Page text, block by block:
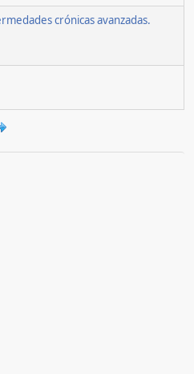
crónicas avanzadas.